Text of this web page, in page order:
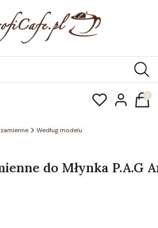
Według modelu
do Młynka P.A.G